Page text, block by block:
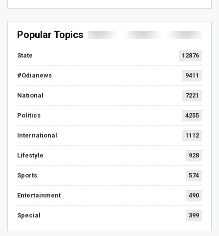
Popular Topics
State 12876
#Odianews 9411
National 7221
Politics 4255
International 1112
Lifestyle 928
Sports 574
Entertainment 490
Special 399